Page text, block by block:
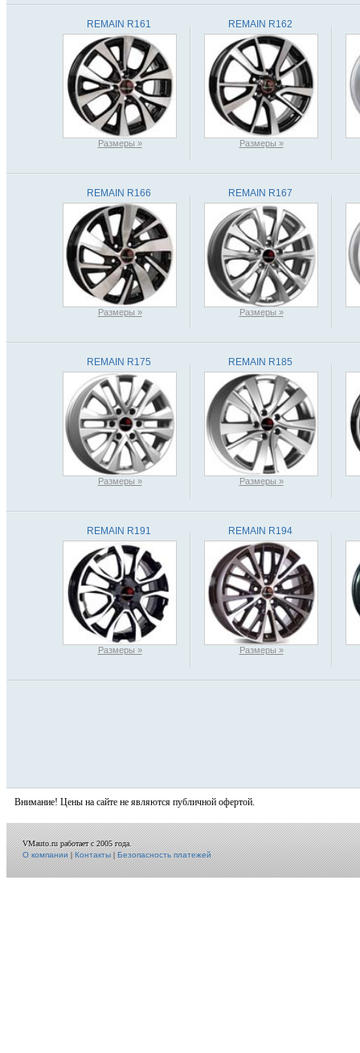
REMAIN R161
Размеры »
REMAIN R162
Размеры »
REMAIN R166
Размеры »
REMAIN R167
Размеры »
REMAIN R175
Размеры »
REMAIN R185
Размеры »
REMAIN R191
Размеры »
REMAIN R194
Размеры »
Внимание! Цены на сайте не являются публичной офертой.
VMauto.ru работает с 2005 года.
О компании|Контакты|Безопасность платежей